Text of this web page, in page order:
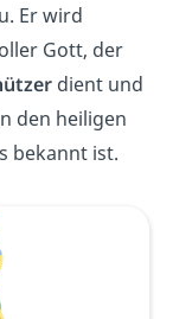
Er wird
Gott, der
dient und
den heiligen
bekannt ist.